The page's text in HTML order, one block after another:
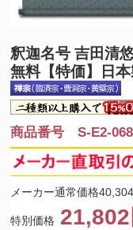
釈迦名号 吉田清
無料【特価】日
商品番号 S-E2-068
メーカー通常価格
特別価格 21,802